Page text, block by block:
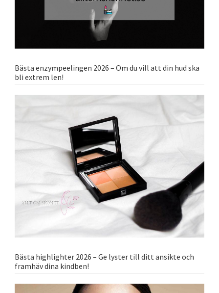
Bästa enzympeelingen 2026 – Om du vill att din hud ska
bli extrem len!
Bästa highlighter 2026 – Ge lyster till ditt ansikte och
framhäv dina kindben!